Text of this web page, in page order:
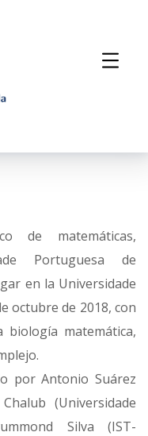
de matemáticas,
Portuguesa de
en la Universidade
octubre de 2018, con
biología matemática,
por Antonio Suárez
(Universidade
Silva (IST-